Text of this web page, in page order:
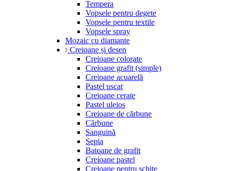
Tempera
Vopsele pentru degete
Vopsele pentru textile
Vopsele spray
Mozaic cu diamante
Creioane și desen
Creioane colorate
Creioane grafit (simple)
Creioane acuarelă
Pastel uscat
Creioane cerate
Pastel uleios
Creioane de cărbune
Cărbune
Sanguină
Sepia
Batoane de grafit
Creioane pastel
Creioane pentru schițe